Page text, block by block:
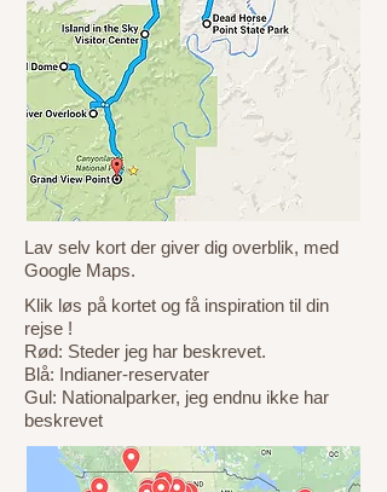
Lav selv kort der giver dig overblik, med
Google Maps.
Klik løs på kortet og få inspiration til din
rejse !
Rød: Steder jeg har beskrevet.
Blå: Indianer-reservater
Gul: Nationalparker, jeg endnu ikke har
beskrevet